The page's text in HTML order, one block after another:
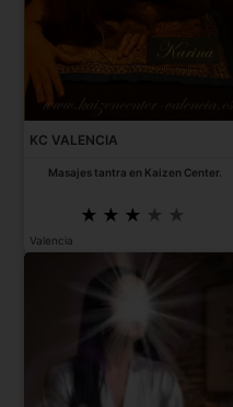
KC VALENCIA
Masajes tantra en Kaizen Center.
Valencia